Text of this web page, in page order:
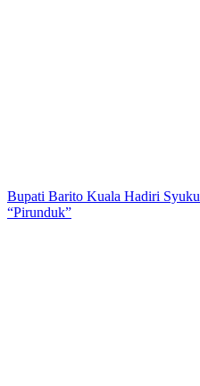
Bupati Barito Kuala Hadiri
“Pirunduk”